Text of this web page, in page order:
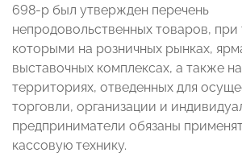
698-р был утвержден перечень
непродовольственных товаров, при
которыми на розничных рынках,
выставочных комплексах, а также
территориях, отведенных для
торговли, организации и
предприниматели обязаны
кассовую технику.